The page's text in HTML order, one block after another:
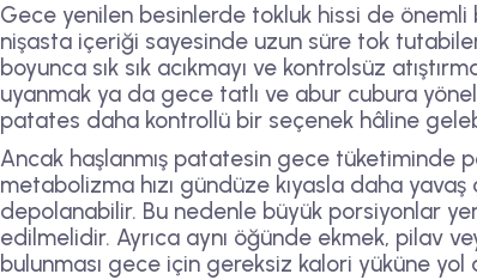
Gece yenilen besinlerde tokluk hissi de
nişasta içeriği sayesinde uzun süre tok
boyunca sık sık acıkmayı ve kontrolsüz
uyanmak ya da gece tatlı ve abur cubura
patates daha kontrollü bir seçenek hâline
Ancak haşlanmış patatesin gece tüketiminde
metabolizma hızı gündüze kıyasla daha
depolanabilir. Bu nedenle büyük porsiyonlar
edilmelidir. Ayrıca aynı öğünde ekmek, pilav
bulunması gece için gereksiz kalori yüküne yol